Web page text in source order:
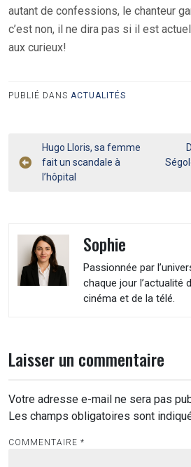
autant de confessions, le chanteur
c’est non, il ne dira pas si il est
aux curieux!
PUBLIÉ DANS ACTUALITÉS
Navigation
de
Hugo Lloris, sa femme
fait un scandale à
l’hôpital
Sophie
Passionnée par
chaque jour l’actualité
cinéma et de la télé.
Laisser un commentaire
Votre adresse e-mail ne sera pas
Les champs obligatoires sont
COMMENTAIRE *